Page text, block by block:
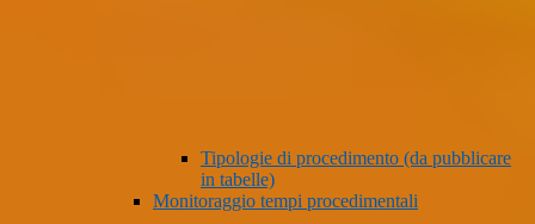
Tipologie di procedimento (da pubblicare
in tabelle)
Monitoraggio tempi procedimentali